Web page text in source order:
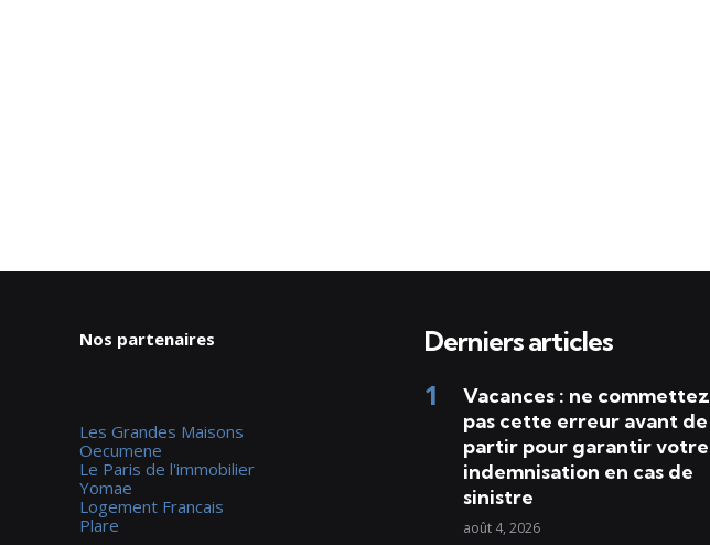
Nos partenaires
Les Grandes Maisons
Oecumene
Le Paris de l'immobilier
Yomae
Logement Francais
Plare
Derniers articles
Vacances : ne commettez
pas cette erreur avant de
partir pour garantir votre
indemnisation en cas de
sinistre
août 4, 2026